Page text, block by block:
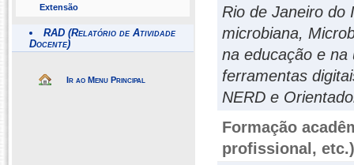
Extensão
RAD (Relatório de Atividade
Docente)
Ir ao Menu Principal
Rio de Janeiro do
microbiana,
na educação e na
ferramentas
NERD e
Formação
profissional, etc.)